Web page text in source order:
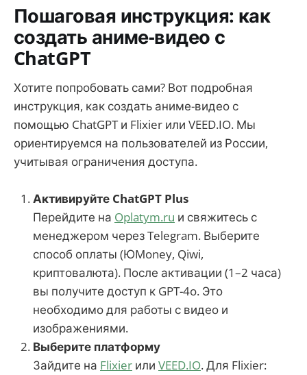
Пошаговая инструкция: как
создать аниме-видео с
ChatGPT
Хотите попробовать сами? Вот подробная
инструкция, как создать аниме-видео с
помощью ChatGPT и Flixier или VEED.IO. Мы
ориентируемся на пользователей из России,
учитывая ограничения доступа.
Активируйте ChatGPT Plus
Перейдите на Oplatym.ru и свяжитесь с
менеджером через Telegram. Выберите
способ оплаты (ЮMoney, Qiwi,
криптовалюта). После активации (1–2 часа)
вы получите доступ к GPT-4o. Это
необходимо для работы с видео и
изображениями.
Выберите платформу
Зайдите на Flixier или VEED.IO. Для Flixier: